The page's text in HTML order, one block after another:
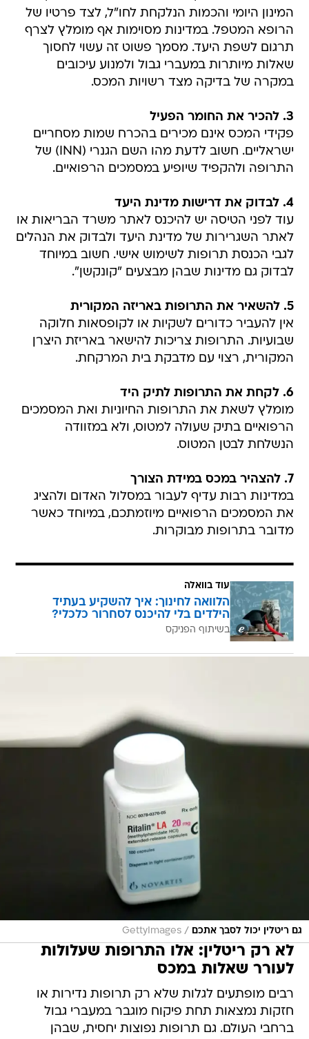
המינון היומי והכמות הנלקחת לחו"ל, לצד פרטיו של
הרופא המטפל. במדינות מסוימות אף מומלץ לצרף
תרגום לשפת היעד. מסמך פשוט זה עשוי לחסוך
שאלות מיותרות במעברי גבול ולמנוע עיכובים
במקרה של בדיקה מצד רשויות המכס.
3. להכיר את החומר הפעיל
פקידי המכס אינם מכירים בהכרח שמות מסחריים
ישראליים. חשוב לדעת מהו השם הגנרי (INN) של
התרופה ולהקפיד שיופיע במסמכים הרפואיים.
4. לבדוק את דרישות מדינת היעד
עוד לפני הטיסה יש להיכנס לאתר משרד הבריאות או
לאתר השגרירות של מדינת היעד ולבדוק את הנהלים
לגבי הכנסת תרופות לשימוש אישי. חשוב במיוחד
לבדוק גם מדינות שבהן מבצעים "קונקשן".
5. להשאיר את התרופות באריזה המקורית
אין להעביר כדורים לשקיות או לקופסאות חלוקה
שבועיות. התרופות צריכות להישאר באריזת היצרן
המקורית, רצוי עם מדבקת בית המרקחת.
6. לקחת את התרופות לתיק היד
מומלץ לשאת את התרופות החיוניות ואת המסמכים
הרפואיים בתיק שעולה למטוס, ולא במזוודה
הנשלחת לבטן המטוס.
7. להצהיר במכס במידת הצורך
במדינות רבות עדיף לעבור במסלול האדום ולהציג
את המסמכים הרפואיים מיוזמתכם, במיוחד כאשר
מדובר בתרופות מבוקרות.
עוד בוואלה
הלוואה לחינוך: איך להשקיע בעתיד
הילדים בלי להיכנס לסחרור כלכלי?
בשיתוף הפניקס
גם ריטלין יכול לסבך אתכם /
GettyImages
לא רק ריטלין: אלו התרופות שעלולות
לעורר שאלות במכס
רבים מופתעים לגלות שלא רק תרופות נדירות או
חזקות נמצאות תחת פיקוח מוגבר במעברי גבול
ברחבי העולם. גם תרופות נפוצות יחסית, שבהן